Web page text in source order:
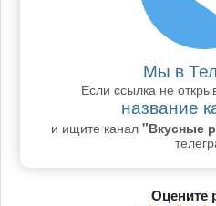
Мы в
Если ссылка не
название
и ищите канал "Вкусные
Оцените